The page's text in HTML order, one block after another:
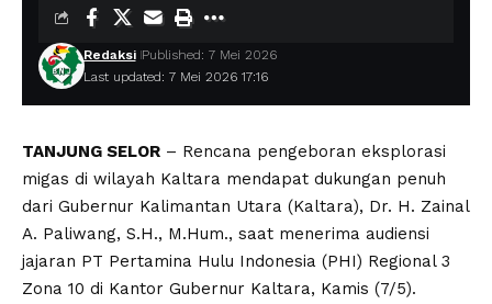
Last updated: 7 Mei 2026 17:16
Redaksi Published: 7 Mei 2026
TANJUNG SELOR – Rencana pengeboran eksplorasi
migas di wilayah Kaltara mendapat dukungan penuh
dari Gubernur Kalimantan Utara (Kaltara), Dr. H. Zainal
A. Paliwang, S.H., M.Hum., saat menerima audiensi
jajaran PT Pertamina Hulu Indonesia (PHI) Regional 3
Zona 10 di Kantor Gubernur Kaltara, Kamis (7/5).